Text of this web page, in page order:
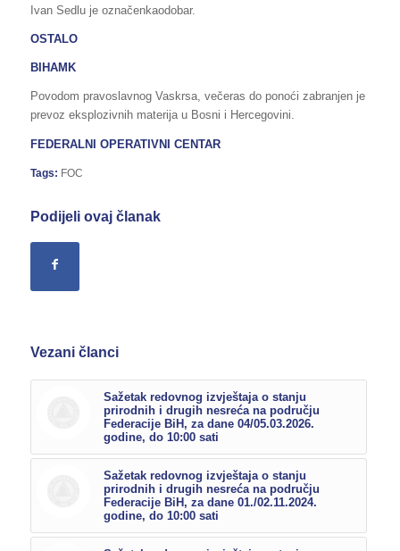
Ivan Sedlu je označenkaodobar.
OSTALO
BIHAMK
Povodom pravoslavnog Vaskrsa, večeras do ponoći zabranjen je
prevoz eksplozivnih materija u Bosni i Hercegovini.
FEDERALNI OPERATIVNI CENTAR
Tags: FOC
Podijeli ovaj članak
Vezani članci
Sažetak redovnog izvještaja o stanju
prirodnih i drugih nesreća na području
Federacije BiH, za dane 04/05.03.2026.
godine, do 10:00 sati
Sažetak redovnog izvještaja o stanju
prirodnih i drugih nesreća na području
Federacije BiH, za dane 01./02.11.2024.
godine, do 10:00 sati